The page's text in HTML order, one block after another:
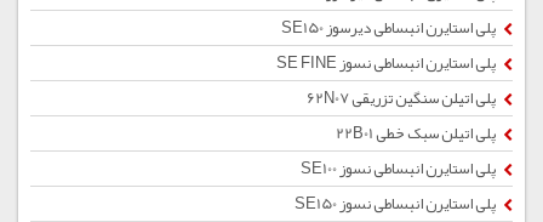
پلی استایرن انبساطی دیرسوز SE150
پلی استایرن انبساطی نسوز SE FINE
پلی اتیلن سنگین تزریقی 62N07
پلی اتیلن سبک خطی 22B01
پلی استایرن انبساطی نسوز SE100
پلی استایرن انبساطی نسوز SE150